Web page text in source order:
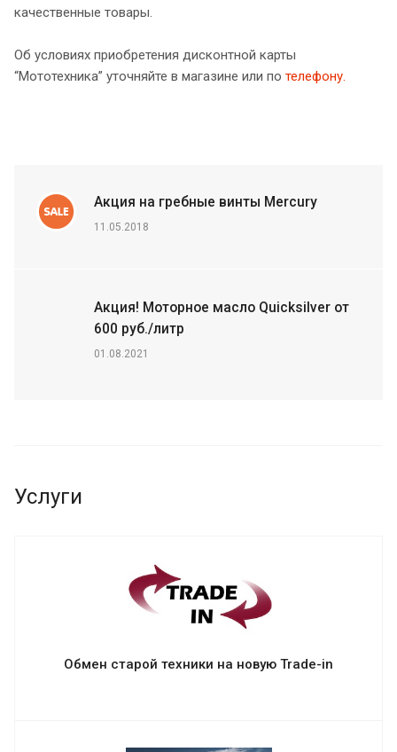
качественные товары.
Об условиях приобретения дисконтной карты
“Мототехника” уточняйте в магазине или по телефону.
Акция на гребные винты Mercury
11.05.2018
Акция! Моторное масло Quicksilver от
600 руб./литр
01.08.2021
Услуги
Обмен старой техники на новую Trade-in